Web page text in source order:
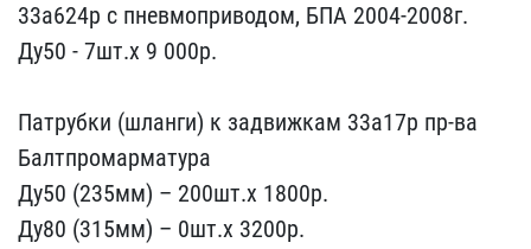
33а6​24р с пневмоприводом, БП​А 2004-2008г.
Ду50 - 7шт​.х 9 000р.
Патрубки (шл​анги) к задвижкам 33а17р​ пр-ва
Балтпромарматура
​Ду50 (235мм) – 200шт.х 1​800р.
Ду80 (315мм) – 0ш​т.х 3200р.